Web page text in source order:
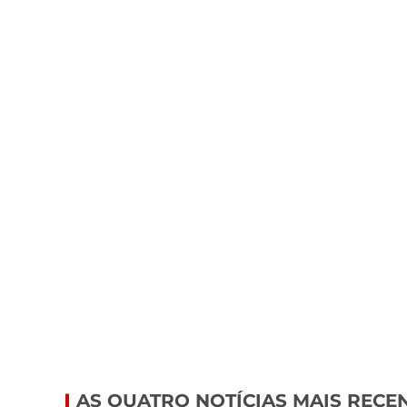
AS QUATRO NOTÍCIAS MAIS